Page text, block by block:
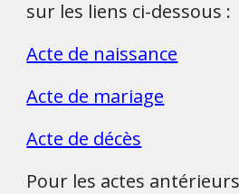
sur les liens ci-dessous :
Acte de naissance
Acte de mariage
Acte de décès
Pour les actes